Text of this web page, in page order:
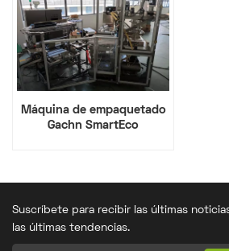
Máquina de empaquetado
Gachn SmartEco
Suscríbete para recibir las últimas
las últimas tendencias.